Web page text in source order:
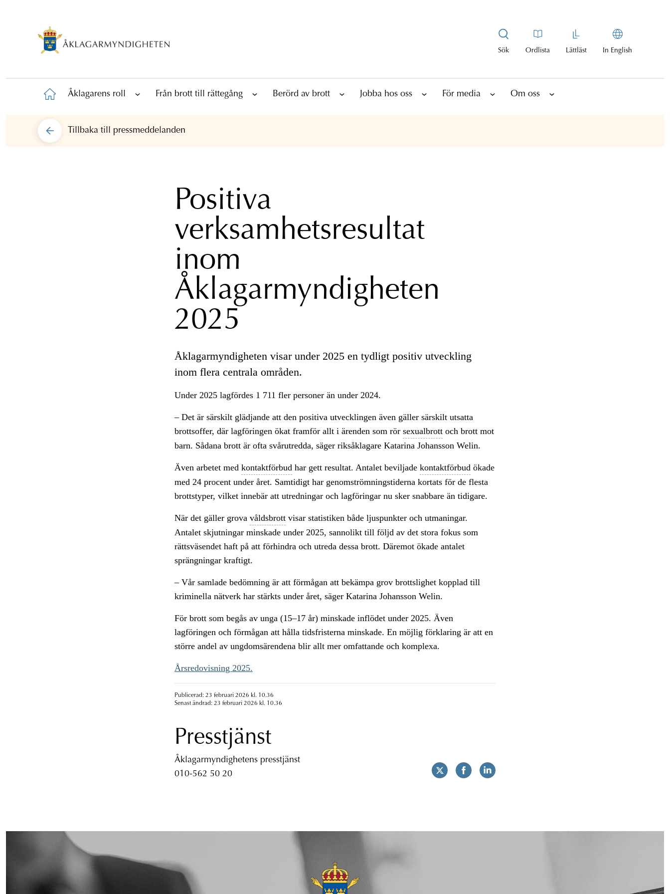
Sök Ordlista Lättläst In English
Åklagarens roll Från brott till rättegång Berörd av brott Jobba hos oss För media Om oss
Tillbaka till pressmeddelanden
Positiva
verksamhetsresultat
inom
Åklagarmyndigheten
2025
Åklagarmyndigheten visar under 2025 en tydligt positiv utveckling
inom flera centrala områden.
Under 2025 lagfördes 1 711 fler personer än under 2024.
– Det är särskilt glädjande att den positiva utvecklingen även gäller särskilt utsatta
brottsoffer, där lagföringen ökat framför allt i ärenden som rör sexualbrottoch brott mot
barn. Sådana brott är ofta svårutredda, säger riksåklagare Katarina Johansson Welin.
Även arbetet med kontaktförbud har gett resultat. Antalet beviljade kontaktförbud ökade
med 24 procent under året. Samtidigt har genomströmningstiderna kortats för de flesta
brottstyper, vilket innebär att utredningar och lagföringar nu sker snabbare än tidigare.
När det gäller grova våldsbrottvisar statistiken både ljuspunkter och utmaningar.
Antalet skjutningar minskade under 2025, sannolikt till följd av det stora fokus som
rättsväsendet haft på att förhindra och utreda dessa brott. Däremot ökade antalet
sprängningar kraftigt.
– Vår samlade bedömning är att förmågan att bekämpa grov brottslighet kopplad till
kriminella nätverk har stärkts under året, säger Katarina Johansson Welin.
För brott som begås av unga (15–17 år) minskade inflödet under 2025. Även
lagföringen och förmågan att hålla tidsfristerna minskade. En möjlig förklaring är att en
större andel av ungdomsärendena blir allt mer omfattande och komplexa.
Årsredovisning 2025.
Publicerad: 23 februari 2026 kl. 10.36
Senast ändrad: 23 februari 2026 kl. 10.36
Presstjänst
Åklagarmyndighetens presstjänst
010-562 50 20